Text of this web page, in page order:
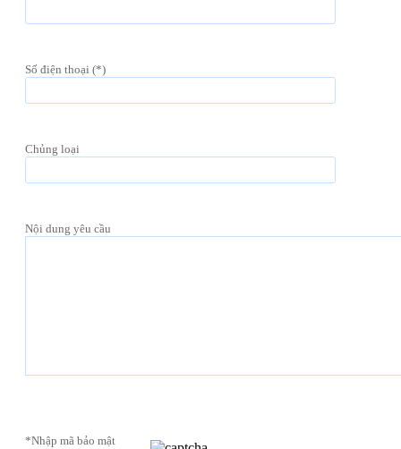
Số điện thoại (*)
Chủng loại
Nội dung yêu cầu
*Nhập mã bảo mật